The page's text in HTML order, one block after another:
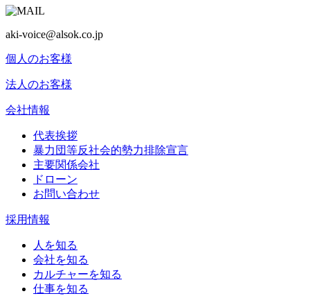
aki-voice@alsok.co.jp
個人のお客様
法人のお客様
会社情報
代表挨拶
暴力団等反社会的勢力排除宣言
主要関係会社
ドローン
お問い合わせ
採用情報
人を知る
会社を知る
カルチャーを知る
仕事を知る